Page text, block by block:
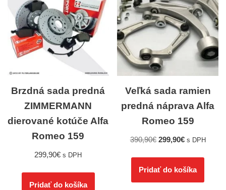
Brzdná sada predná
ZIMMERMANN
dierované kotúče Alfa
Romeo 159
299,90€ s DPH
Pridať do košíka
Veľká sada ramien
predná náprava Alfa
Romeo 159
390,90€ 299,90€ s DPH
Pridať do košíka